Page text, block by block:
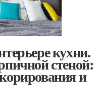
кухни.
стеной:
и